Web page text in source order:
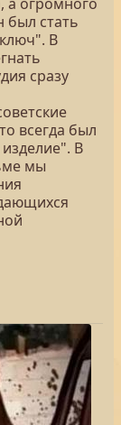
был стать
В
сразу
всегда был
В
мы